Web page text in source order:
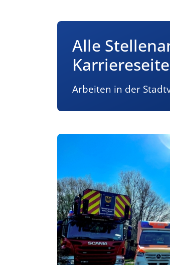
Alle
Karriereseite
Arbeiten in der